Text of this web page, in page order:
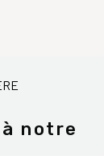
notre